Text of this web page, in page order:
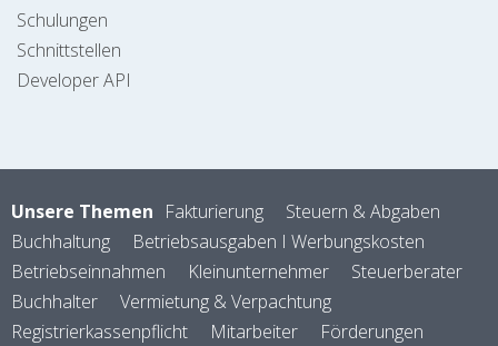
Schulungen
Schnittstellen
Developer API
Unsere Themen Fakturierung
Steuern & Abgaben
Buchhaltung
Betriebsausgaben I Werbungskosten
Betriebseinnahmen
Kleinunternehmer
Steuerberater
Buchhalter
Vermietung & Verpachtung
Registrierkassenpflicht
Mitarbeiter
Förderungen